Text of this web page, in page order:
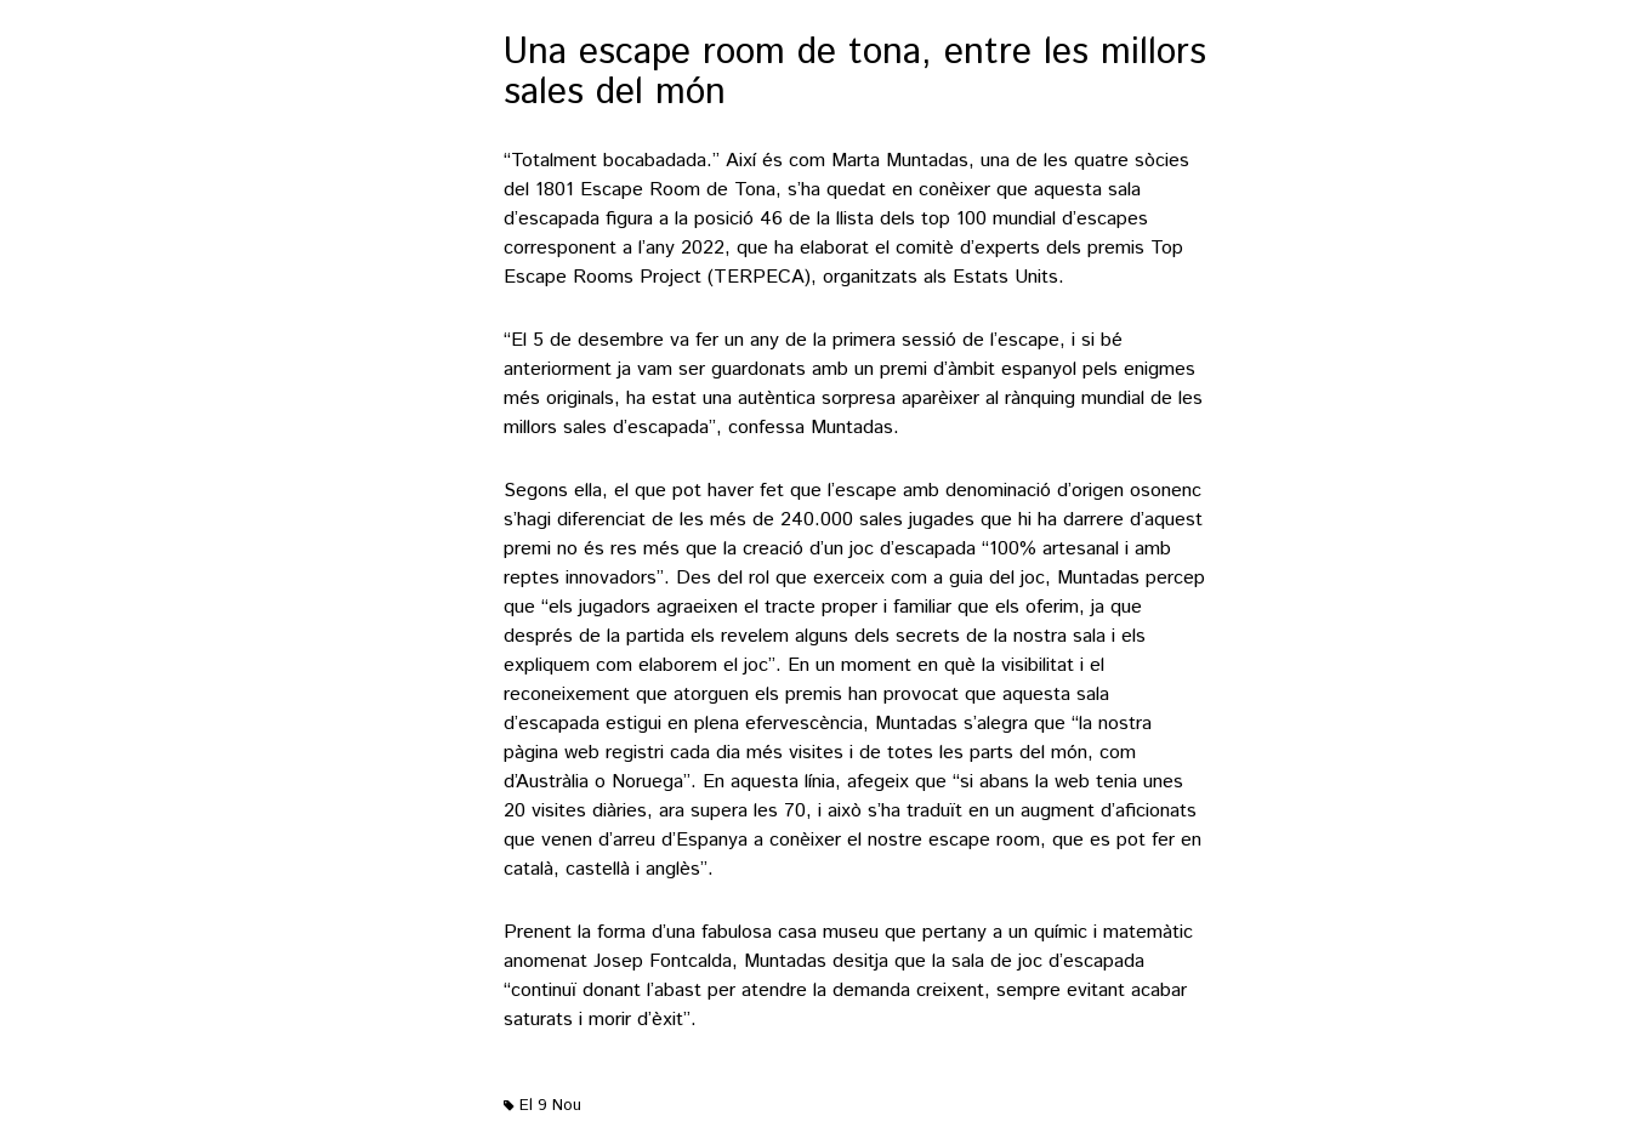
Una escape room de tona, entre les millors
sales del món
“Totalment bocabadada.” Així és com Marta Muntadas, una de les quatre sòcies
del 1801 Escape Room de Tona, s’ha quedat en conèixer que aquesta sala
d’escapada figura a la posició 46 de la llista dels top 100 mundial d’escapes
corresponent a l’any 2022, que ha elaborat el comitè d’experts dels premis Top
Escape Rooms Project (TERPECA), organitzats als Estats Units.
“El 5 de desembre va fer un any de la primera sessió de l’escape, i si bé
anteriorment ja vam ser guardonats amb un premi d’àmbit espanyol pels enigmes
més originals, ha estat una autèntica sorpresa aparèixer al rànquing mundial de les
millors sales d’escapada”, confessa Muntadas.
Segons ella, el que pot haver fet que l’escape amb denominació d’origen osonenc
s’hagi diferenciat de les més de 240.000 sales jugades que hi ha darrere d’aquest
premi no és res més que la creació d’un joc d’escapada “100% artesanal i amb
reptes innovadors”. Des del rol que exerceix com a guia del joc, Muntadas percep
que “els jugadors agraeixen el tracte proper i familiar que els oferim, ja que
després de la partida els revelem alguns dels secrets de la nostra sala i els
expliquem com elaborem el joc”. En un moment en què la visibilitat i el
reconeixement que atorguen els premis han provocat que aquesta sala
d’escapada estigui en plena efervescència, Muntadas s’alegra que “la nostra
pàgina web registri cada dia més visites i de totes les parts del món, com
d’Austràlia o Noruega”. En aquesta línia, afegeix que “si abans la web tenia unes
20 visites diàries, ara supera les 70, i això s’ha traduït en un augment d’aficionats
que venen d’arreu d’Espanya a conèixer el nostre escape room, que es pot fer en
català, castellà i anglès”.
Prenent la forma d’una fabulosa casa museu que pertany a un químic i matemàtic
anomenat Josep Fontcalda, Muntadas desitja que la sala de joc d’escapada
“continuï donant l’abast per atendre la demanda creixent, sempre evitant acabar
saturats i morir d’èxit”.
El 9 Nou
M'agrada